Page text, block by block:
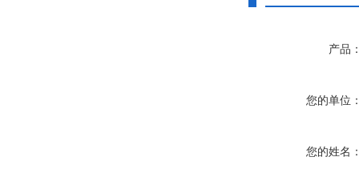
产品
您的单位
您的姓名